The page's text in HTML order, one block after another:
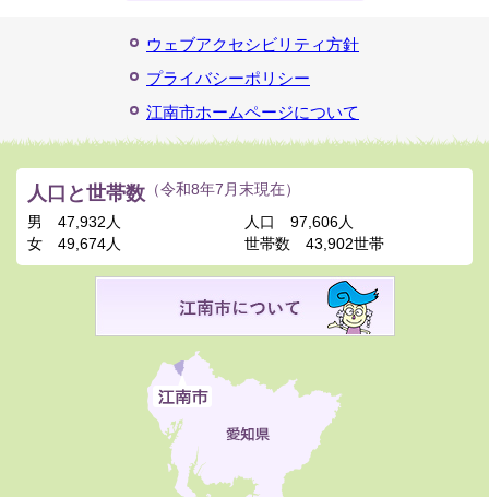
ウェブアクセシビリティ方針
プライバシーポリシー
江南市ホームページについて
人口と世帯数 （令和8年7月末現在）
男
47,932人
女
49,674人
人口
97,606人
世帯数
43,902世帯